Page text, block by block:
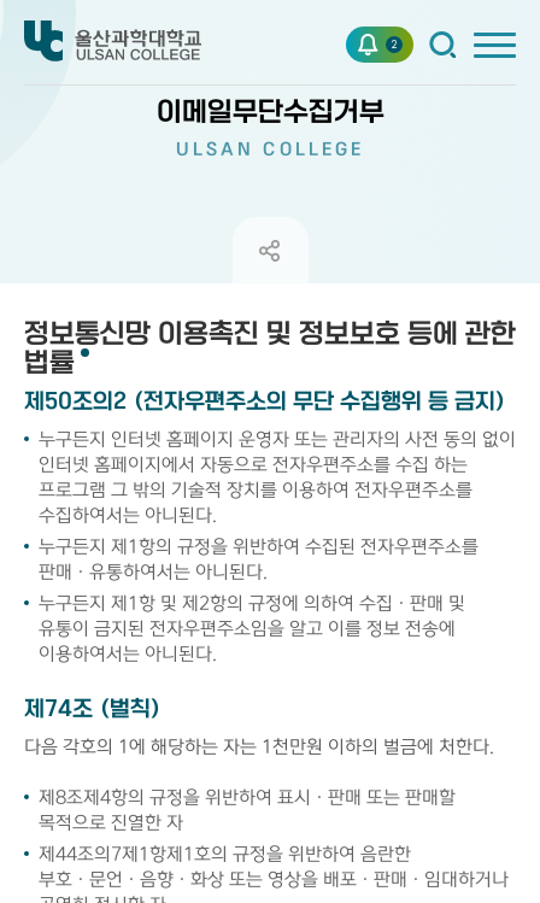
2
이메일무단수집거부
ULSAN COLLEGE
정보통신망 이용촉진 및 정보보호 등에 관한
법률
제50조의2 (전자우편주소의 무단 수집행위 등 금지)
누구든지 인터넷 홈페이지 운영자 또는 관리자의 사전 동의 없이
인터넷 홈페이지에서 자동으로 전자우편주소를 수집 하는
프로그램 그 밖의 기술적 장치를 이용하여 전자우편주소를
수집하여서는 아니된다.
누구든지 제1항의 규정을 위반하여 수집된 전자우편주소를
판매ㆍ유통하여서는 아니된다.
누구든지 제1항 및 제2항의 규정에 의하여 수집ㆍ판매 및
유통이 금지된 전자우편주소임을 알고 이를 정보 전송에
이용하여서는 아니된다.
제74조 (벌칙)
다음 각호의 1에 해당하는 자는 1천만원 이하의 벌금에 처한다.
제8조제4항의 규정을 위반하여 표시ㆍ판매 또는 판매할
목적으로 진열한 자
제44조의7제1항제1호의 규정을 위반하여 음란한
부호ㆍ문언ㆍ음향ㆍ화상 또는 영상을 배포ㆍ판매ㆍ임대하거나